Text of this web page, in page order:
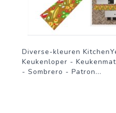
Diverse-kleuren
Keukenloper -
- Sombrero - Patron...